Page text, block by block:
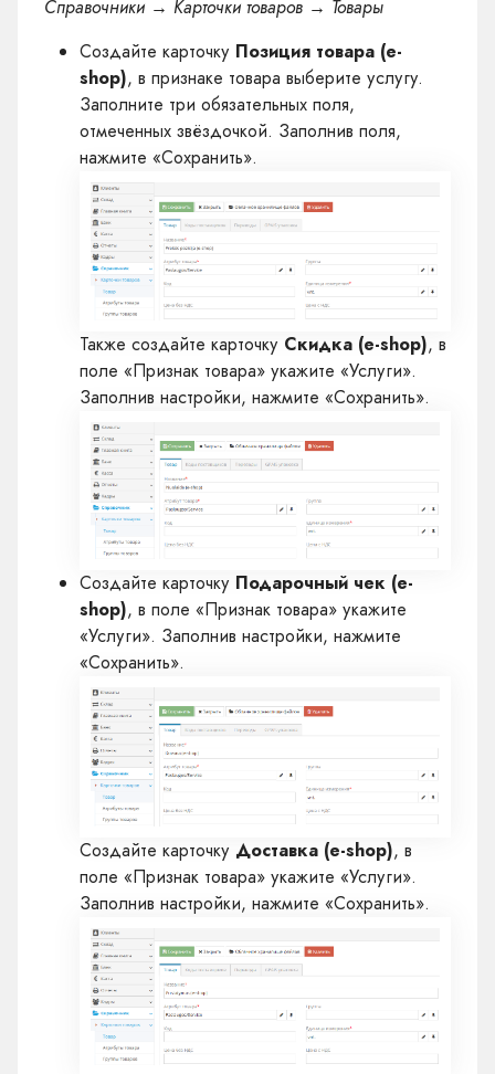
Справочники → Карточки товаров → Товары
Создайте карточку Позиция товара (e-
shop), в признаке товара выберите услугу.
Заполните три обязательных поля,
отмеченных звёздочкой. Заполнив поля,
нажмите «Сохранить».
Также создайте карточку Скидка (e-shop), в
поле «Признак товара» укажите «Услуги».
Заполнив настройки, нажмите «Сохранить».
Создайте карточку Подарочный чек (e-
shop), в поле «Признак товара» укажите
«Услуги». Заполнив настройки, нажмите
«Сохранить».
Создайте карточку Доставка (e-shop), в
поле «Признак товара» укажите «Услуги».
Заполнив настройки, нажмите «Сохранить».